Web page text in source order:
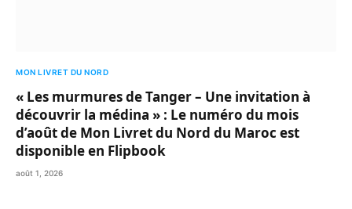
MON LIVRET DU NORD
« Les murmures de Tanger – Une invitation à
découvrir la médina » : Le numéro du mois
d’août de Mon Livret du Nord du Maroc est
disponible en Flipbook
août 1, 2026